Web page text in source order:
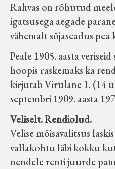
Rahvas on rõhutud
igatsusega aegade
vähemalt sõjaseadus pea
Peale 1905. aasta
hoopis raskemaks ka
kirjutab Virulane 1. (14
septembri 1909. aasta
Veliselt. Rendiolud.
Velise mõisavalitsus
vallakohtu läbi kokku
nendele renti juurde